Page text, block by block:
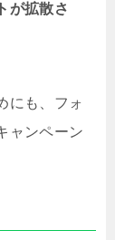
が拡散さ
にも、フォ
ャンペーン